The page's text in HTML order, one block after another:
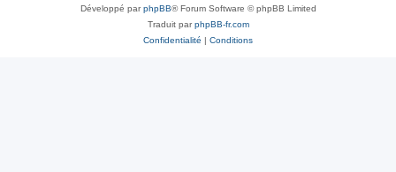
Développé parphpBB® Forum Software © phpBB Limited
Traduit parphpBB-fr.com
Confidentialité | Conditions